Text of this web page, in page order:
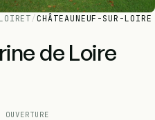
LOIRET/CHÂTEAUNEUF-SUR-LOIRE
de Loire
OUVERTURE